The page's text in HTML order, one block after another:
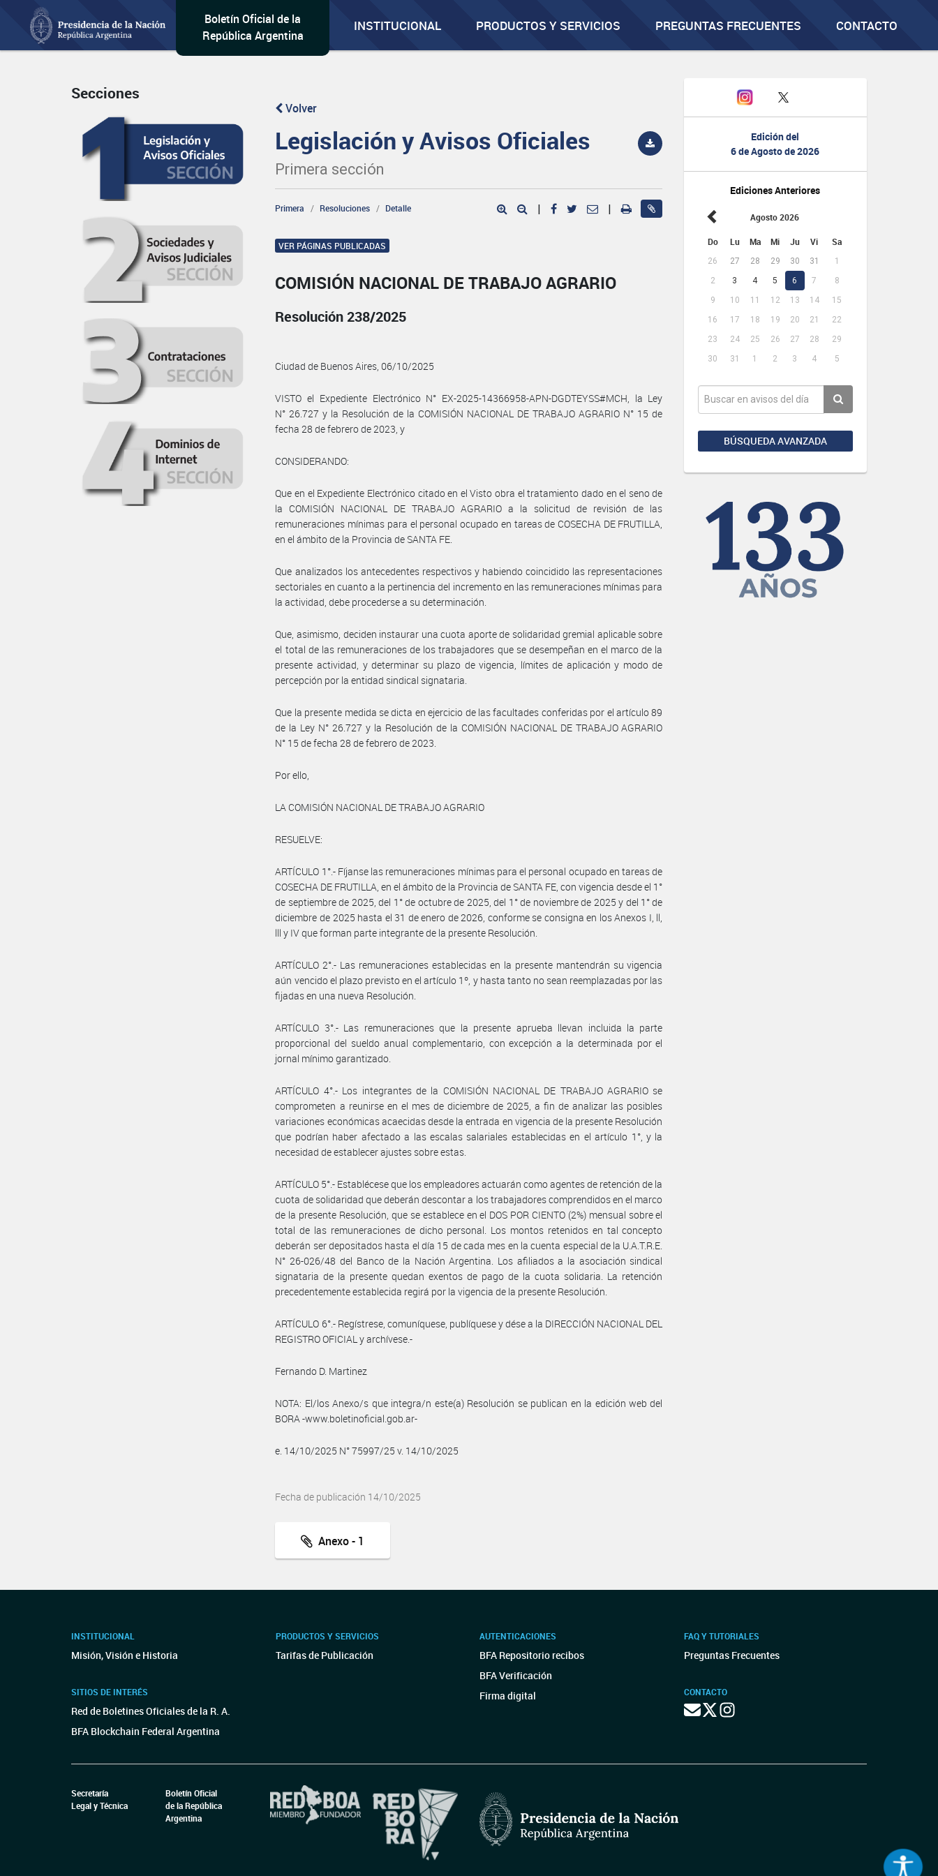
Boletín Oficial de la
República Argentina
INSTITUCIONAL PRODUCTOS Y SERVICIOS PREGUNTAS FRECUENTES CONTACTO
Edición del
6 de Agosto de 2026
Ediciones Anteriores
Agosto 2026
Do Lu Ma Mi Ju Vi Sa
26 27 28 29 30 31
1
2
3 4 5 6 7
8
9
10 11 12 13 14
15
16
17 18 19 20 21
22
23
24 25 26 27 28
29
30
31 1 2 3 4 5
BÚSQUEDA AVANZADA
Secciones
Volver
Legislación y Avisos Oficiales
Primera sección
Primera Resoluciones Detalle | |
VER PÁGINAS PUBLICADAS
COMISIÓN NACIONAL DE TRABAJO AGRARIO
Resolución 238/2025
Ciudad de Buenos Aires, 06/10/2025
VISTO el Expediente Electrónico N° EX-2025-14366958-APN-DGDTEYSS#MCH, la Ley
N° 26.727 y la Resolución de la COMISIÓN NACIONAL DE TRABAJO AGRARIO N° 15 de
fecha 28 de febrero de 2023, y
CONSIDERANDO:
Que en el Expediente Electrónico citado en el Visto obra el tratamiento dado en el seno de
la COMISIÓN NACIONAL DE TRABAJO AGRARIO a la solicitud de revisión de las
remuneraciones mínimas para el personal ocupado en tareas de COSECHA DE FRUTILLA,
en el ámbito de la Provincia de SANTA FE.
Que analizados los antecedentes respectivos y habiendo coincidido las representaciones
sectoriales en cuanto a la pertinencia del incremento en las remuneraciones mínimas para
la actividad, debe procederse a su determinación.
Que, asimismo, deciden instaurar una cuota aporte de solidaridad gremial aplicable sobre
el total de las remuneraciones de los trabajadores que se desempeñan en el marco de la
presente actividad, y determinar su plazo de vigencia, límites de aplicación y modo de
percepción por la entidad sindical signataria.
Que la presente medida se dicta en ejercicio de las facultades conferidas por el artículo 89
de la Ley N° 26.727 y la Resolución de la COMISIÓN NACIONAL DE TRABAJO AGRARIO
N° 15 de fecha 28 de febrero de 2023.
Por ello,
LA COMISIÓN NACIONAL DE TRABAJO AGRARIO
RESUELVE:
ARTÍCULO 1°.- Fíjanse las remuneraciones mínimas para el personal ocupado en tareas de
COSECHA DE FRUTILLA, en el ámbito de la Provincia de SANTA FE, con vigencia desde el 1°
de septiembre de 2025, del 1° de octubre de 2025, del 1° de noviembre de 2025 y del 1° de
diciembre de 2025 hasta el 31 de enero de 2026, conforme se consigna en los Anexos I, ll,
lll y IV que forman parte integrante de la presente Resolución.
ARTÍCULO 2°.- Las remuneraciones establecidas en la presente mantendrán su vigencia
aún vencido el plazo previsto en el artículo 1º, y hasta tanto no sean reemplazadas por las
fijadas en una nueva Resolución.
ARTÍCULO 3°.- Las remuneraciones que la presente aprueba llevan incluida la parte
proporcional del sueldo anual complementario, con excepción a la determinada por el
jornal mínimo garantizado.
ARTÍCULO 4°.- Los integrantes de la COMISIÓN NACIONAL DE TRABAJO AGRARIO se
comprometen a reunirse en el mes de diciembre de 2025, a fin de analizar las posibles
variaciones económicas acaecidas desde la entrada en vigencia de la presente Resolución
que podrían haber afectado a las escalas salariales establecidas en el artículo 1°, y la
necesidad de establecer ajustes sobre estas.
ARTÍCULO 5°.- Establécese que los empleadores actuarán como agentes de retención de la
cuota de solidaridad que deberán descontar a los trabajadores comprendidos en el marco
de la presente Resolución, que se establece en el DOS POR CIENTO (2%) mensual sobre el
total de las remuneraciones de dicho personal. Los montos retenidos en tal concepto
deberán ser depositados hasta el día 15 de cada mes en la cuenta especial de la U.A.T.R.E.
N° 26-026/48 del Banco de la Nación Argentina. Los afiliados a la asociación sindical
signataria de la presente quedan exentos de pago de la cuota solidaria. La retención
precedentemente establecida regirá por la vigencia de la presente Resolución.
ARTÍCULO 6°.- Regístrese, comuníquese, publíquese y dése a la DIRECCIÓN NACIONAL DEL
REGISTRO OFICIAL y archívese.-
Fernando D. Martinez
NOTA: El/los Anexo/s que integra/n este(a) Resolución se publican en la edición web del
BORA -www.boletinoficial.gob.ar-
e. 14/10/2025 N° 75997/25 v. 14/10/2025
Fecha de publicación 14/10/2025
Anexo - 1
INSTITUCIONAL
Misión, Visión e Historia
SITIOS DE INTERÉS
Red de Boletines Oficiales de la R. A.
BFA Blockchain Federal Argentina
PRODUCTOS Y SERVICIOS
Tarifas de Publicación
AUTENTICACIONES
BFA Repositorio recibos
BFA Verificación
Firma digital
FAQ Y TUTORIALES
Preguntas Frecuentes
CONTACTO
Secretaría
Legal y Técnica
Boletín Oficial
de la República
Argentina